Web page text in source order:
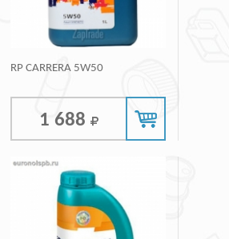
RP CARRERA 5W50
1 688